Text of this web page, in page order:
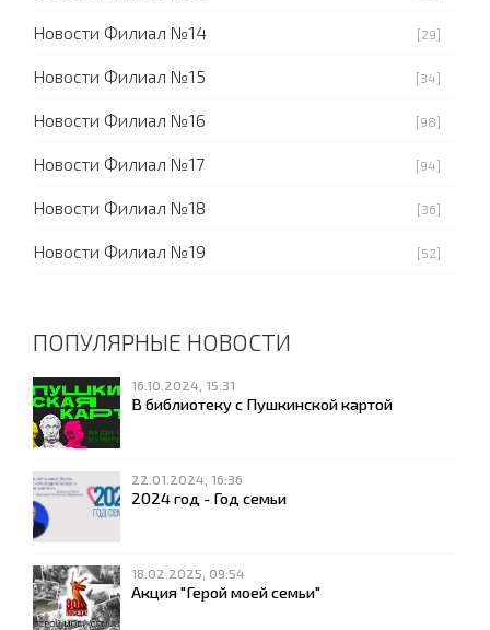
Новости Филиал №14 [29]
Новости Филиал №15 [34]
Новости Филиал №16 [98]
Новости Филиал №17 [94]
Новости Филиал №18 [36]
Новости Филиал №19 [52]
ПОПУЛЯРНЫЕ НОВОСТИ
16.10.2024, 15:31
В библиотеку с Пушкинской картой
22.01.2024, 16:36
2024 год - Год семьи
18.02.2025, 09:54
Акция "Герой моей семьи"